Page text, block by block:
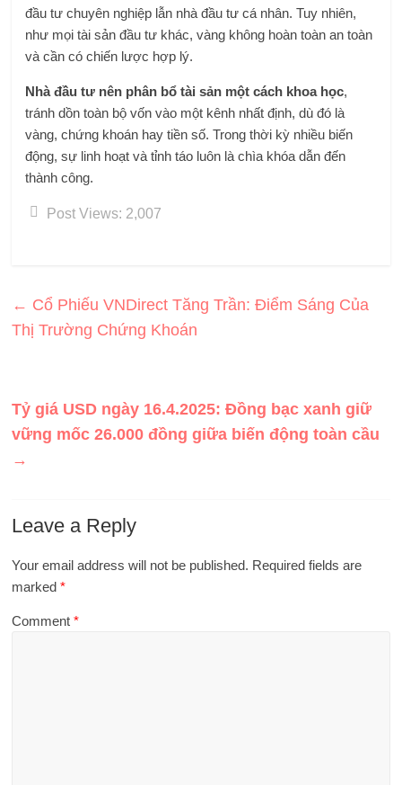
đầu tư chuyên nghiệp lẫn nhà đầu tư cá nhân. Tuy nhiên,
như mọi tài sản đầu tư khác, vàng không hoàn toàn an toàn
và cần có chiến lược hợp lý.
Nhà đầu tư nên phân bổ tài sản một cách khoa học,
tránh dồn toàn bộ vốn vào một kênh nhất định, dù đó là
vàng, chứng khoán hay tiền số. Trong thời kỳ nhiều biến
động, sự linh hoạt và tỉnh táo luôn là chìa khóa dẫn đến
thành công.
Post Views: 2,007
← Cổ Phiếu VNDirect Tăng Trần: Điểm Sáng Của
Thị Trường Chứng Khoán
Tỷ giá USD ngày 16.4.2025: Đồng bạc xanh giữ
vững mốc 26.000 đồng giữa biến động toàn cầu
→
Leave a Reply
Your email address will not be published. Required fields are
marked*
Comment*